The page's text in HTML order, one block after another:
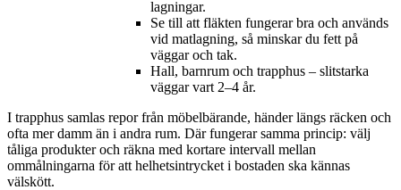
lagningar.
Se till att fläkten fungerar bra och används
vid matlagning, så minskar du fett på
väggar och tak.
Hall, barnrum och trapphus – slitstarka
väggar vart 2–4 år.
I trapphus samlas repor från möbelbärande, händer längs räcken och
ofta mer damm än i andra rum. Där fungerar samma princip: välj
tåliga produkter och räkna med kortare intervall mellan
ommålningarna för att helhetsintrycket i bostaden ska kännas
välskött.